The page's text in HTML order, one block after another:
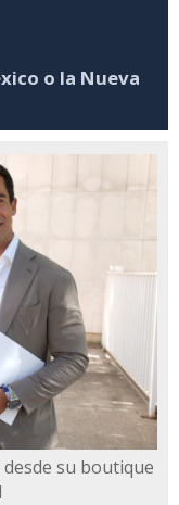
o la Nueva
su boutique